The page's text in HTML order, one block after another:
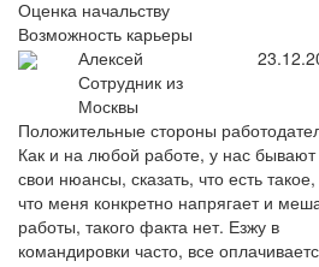
Оценка начальству
Возможность карьеры
Алексей
Сотрудник из
Москвы
Положительные стороны
Как и на любой работе, у нас бывают
свои нюансы, сказать, что есть такое,
что меня конкретно напрягает и
работы, такого факта нет. Езжу в
командировки часто, все